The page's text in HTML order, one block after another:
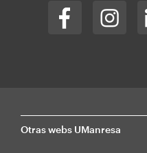
Otras webs UManresa